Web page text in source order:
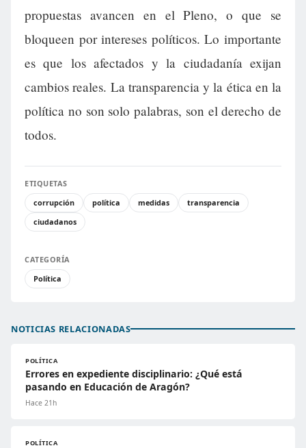
propuestas avancen en el Pleno, o que se
bloqueen por intereses políticos. Lo importante
es que los afectados y la ciudadanía exijan
cambios reales. La transparencia y la ética en la
política no son solo palabras, son el derecho de
todos.
ETIQUETAS
corrupción
política medidas
transparencia
ciudadanos
CATEGORÍA
Política
NOTICIAS RELACIONADAS
POLÍTICA
Errores en expediente disciplinario: ¿Qué está
pasando en Educación de Aragón?
Hace 21h
POLÍTICA